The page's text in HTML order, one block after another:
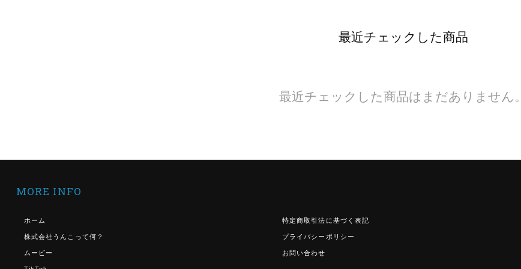
最近チェックした商品
最近チェックした商品はまだありません。
MORE INFO
ホーム
株式会社うんこって何？
ムービー
特定商取引法に基づく表記
プライバシーポリシー
お問い合わせ